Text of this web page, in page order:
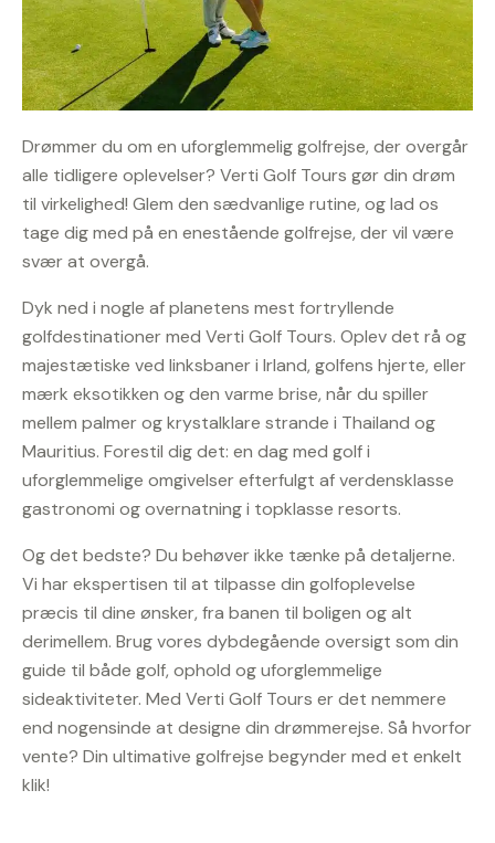
Drømmer du om en uforglemmelig golfrejse, der overgår
alle tidligere oplevelser? Verti Golf Tours gør din drøm
til virkelighed! Glem den sædvanlige rutine, og lad os
tage dig med på en enestående golfrejse, der vil være
svær at overgå.
Dyk ned i nogle af planetens mest fortryllende
golfdestinationer med Verti Golf Tours. Oplev det rå og
majestætiske ved linksbaner i Irland, golfens hjerte, eller
mærk eksotikken og den varme brise, når du spiller
mellem palmer og krystalklare strande i Thailand og
Mauritius. Forestil dig det: en dag med golf i
uforglemmelige omgivelser efterfulgt af verdensklasse
gastronomi og overnatning i topklasse resorts.
Og det bedste? Du behøver ikke tænke på detaljerne.
Vi har ekspertisen til at tilpasse din golfoplevelse
præcis til dine ønsker, fra banen til boligen og alt
derimellem. Brug vores dybdegående oversigt som din
guide til både golf, ophold og uforglemmelige
sideaktiviteter. Med Verti Golf Tours er det nemmere
end nogensinde at designe din drømmerejse. Så hvorfor
vente? Din ultimative golfrejse begynder med et enkelt
klik!